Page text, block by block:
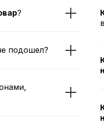
?
подошел?